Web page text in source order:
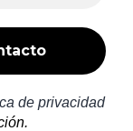
de privacidad